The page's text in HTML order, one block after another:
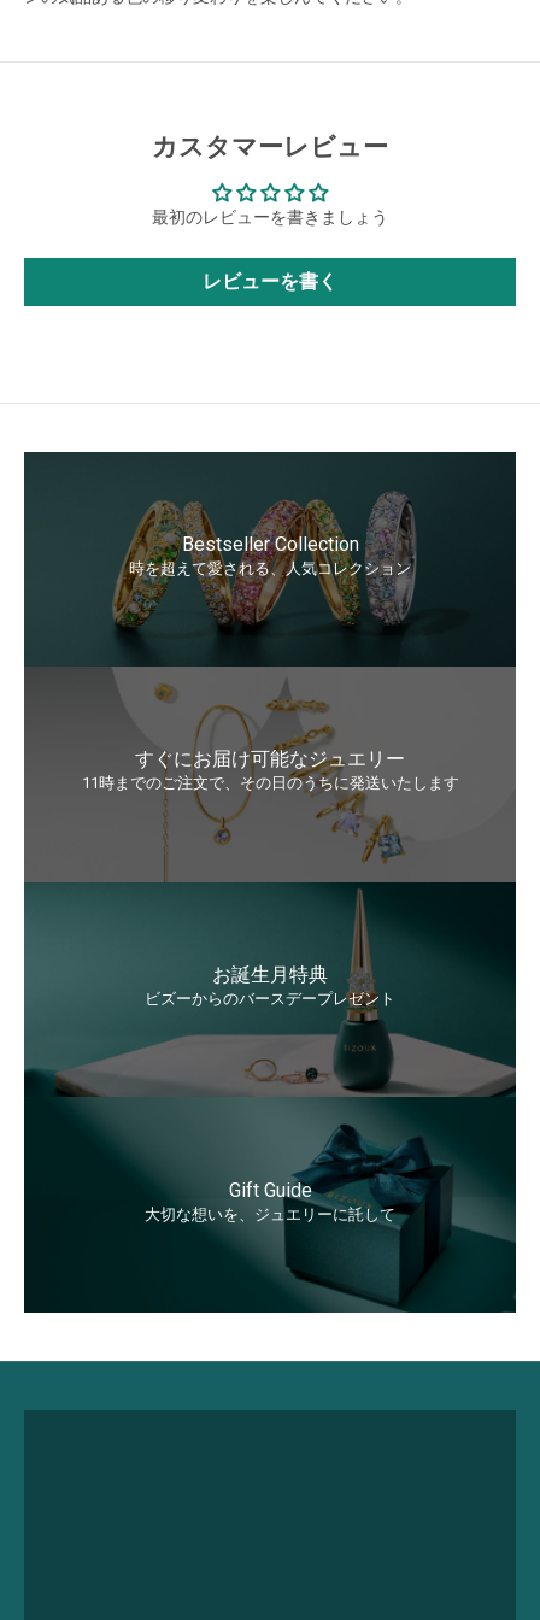
カスタマーレビュー
最初のレビューを書きましょう
レビューを書く
Bestseller Collection
時を超えて愛される、人気コレクション
すぐにお届け可能なジュエリー
11時までのご注文で、その日のうちに発送いたします
お誕生月特典
ビズーからのバースデープレゼント
Gift Guide
大切な想いを、ジュエリーに託して
永久サポート